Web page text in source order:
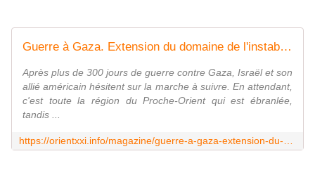
Guerre à Gaza. Extension du domaine de l'instabilité
Après plus de 300 jours de guerre contre Gaza, Israël et son
allié américain hésitent sur la marche à suivre. En attendant,
c'est toute la région du Proche-Orient qui est ébranlée,
tandis ...